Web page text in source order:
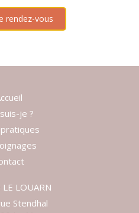
rendez-vous
je ?
LE LOUARN
Stendhal